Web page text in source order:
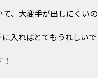
、大変手が出しにくいの
入ればとてもうれしいで